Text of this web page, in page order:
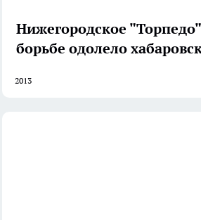
Нижегородское
борьбе одолело
2013